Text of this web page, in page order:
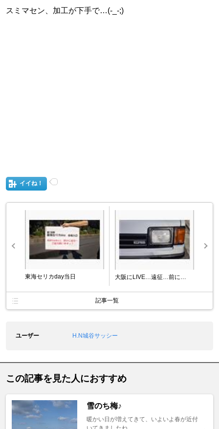
スミマセン、加工が下手で…(-_-;)
イイね！
東海セリカday当日 大阪にLIVE…遠征…前に…
記事一覧
ユーザー H.N城谷サッシー
この記事を見た人におすすめ
雪のち梅♪
暖かい日が増えてきて、いよいよ春が近付